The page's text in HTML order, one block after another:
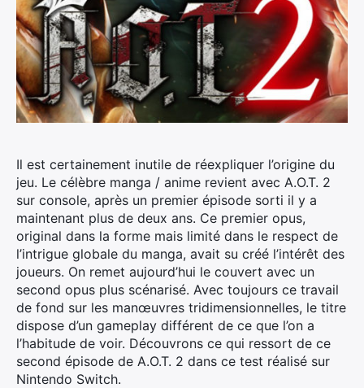
Il est certainement inutile de réexpliquer l’origine du
jeu. Le célèbre manga / anime revient avec A.O.T. 2
sur console, après un premier épisode sorti il y a
maintenant plus de deux ans. Ce premier opus,
original dans la forme mais limité dans le respect de
l’intrigue globale du manga, avait su créé l’intérêt des
joueurs. On remet aujourd’hui le couvert avec un
second opus plus scénarisé. Avec toujours ce travail
de fond sur les manœuvres tridimensionnelles, le titre
dispose d’un gameplay différent de ce que l’on a
l’habitude de voir. Découvrons ce qui ressort de ce
second épisode de A.O.T. 2 dans ce test réalisé sur
Nintendo Switch.